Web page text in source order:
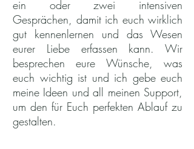
ein oder zwei intensiven
Gesprächen, damit ich euch wirklich
gut kennenlernen und das Wesen
eurer Liebe erfassen kann. Wir
besprechen eure Wünsche, was
euch wichtig ist und ich gebe euch
meine Ideen und all meinen Support,
um den für Euch perfekten Ablauf zu
gestalten.